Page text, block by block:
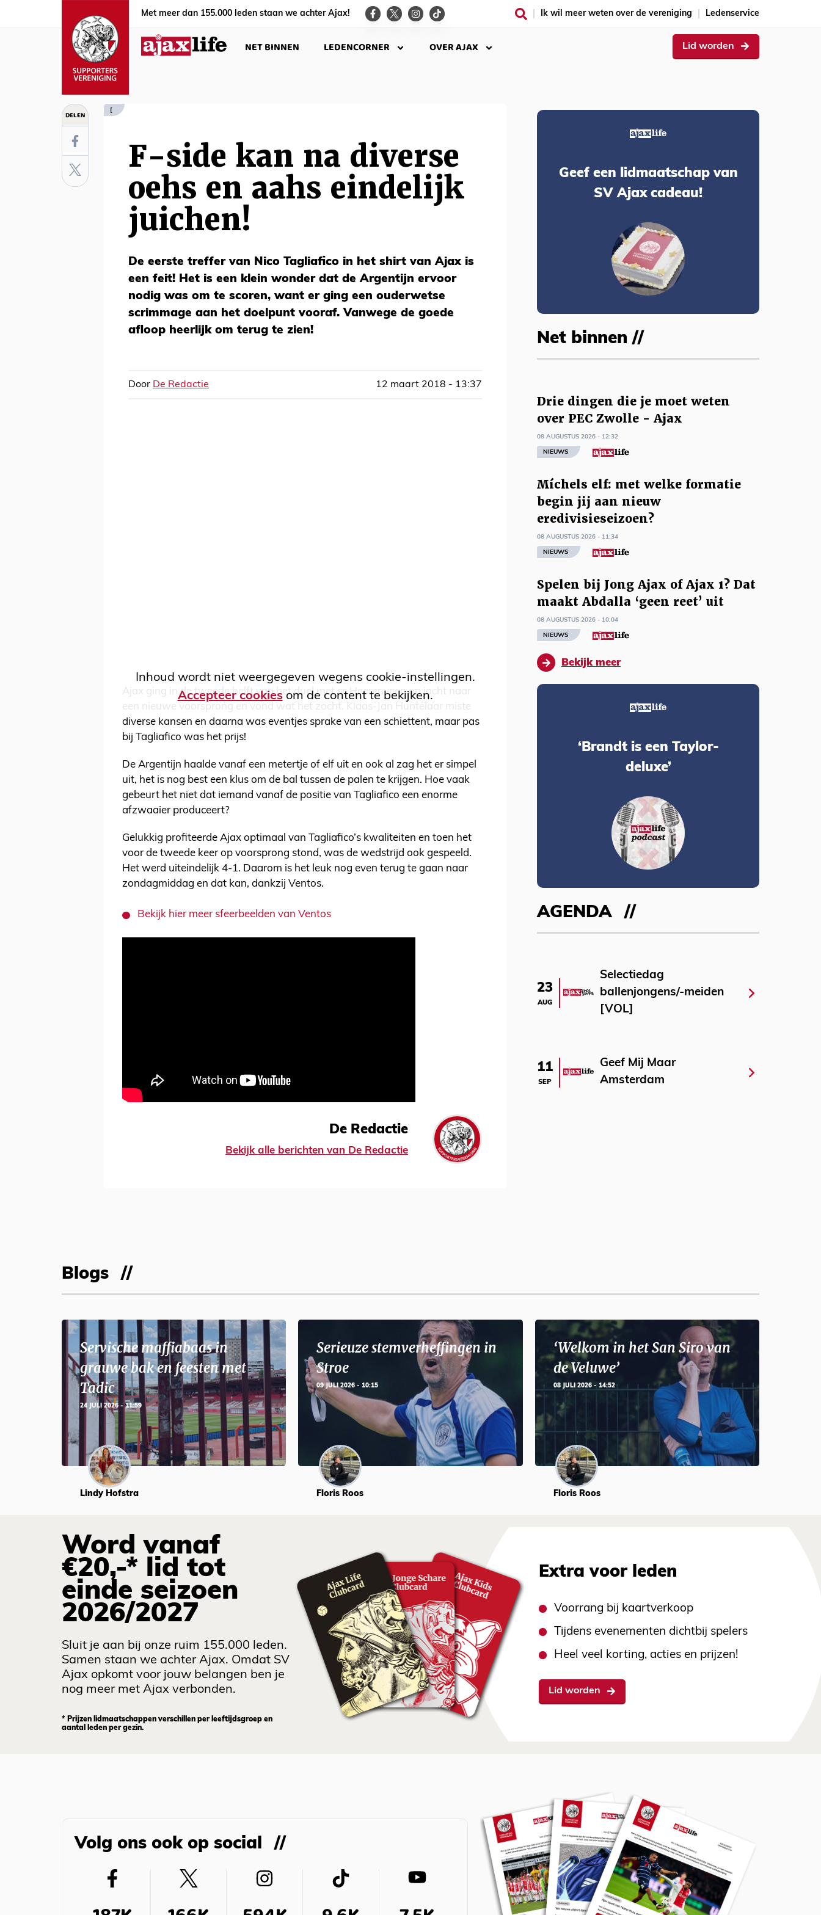
Met meer dan 155.000 leden staan we achter Ajax! Ik wil meer weten over de vereniging Ledenservice
NET BINNEN LEDENCORNER OVER AJAX Lid worden
DELEN [
F-side kan na diverse
oehs en aahs eindelijk
juichen!
De eerste treffer van Nico Tagliafico in het shirt van Ajax is
een feit! Het is een klein wonder dat de Argentijn ervoor
nodig was om te scoren, want er ging een ouderwetse
scrimmage aan het doelpunt vooraf. Vanwege de goede
afloop heerlijk om terug te zien!
Door De Redactie 12 maart 2018 - 13:37
Inhoud wordt niet weergegeven wegens cookie-instellingen.
Accepteer cookiesom de content te bekijken.
Ajax ging in de tweede helft van het duel met sc Heerenveen op jacht naar
een nieuwe voorsprong en vond wat het zocht. Klaas-Jan Huntelaar miste
diverse kansen en daarna was eventjes sprake van een schiettent, maar pas
bij Tagliafico was het prijs!
De Argentijn haalde vanaf een metertje of elf uit en ook al zag het er simpel
uit, het is nog best een klus om de bal tussen de palen te krijgen. Hoe vaak
gebeurt het niet dat iemand vanaf de positie van Tagliafico een enorme
afzwaaier produceert?
Gelukkig profiteerde Ajax optimaal van Tagliafico’s kwaliteiten en toen het
voor de tweede keer op voorsprong stond, was de wedstrijd ook gespeeld.
Het werd uiteindelijk 4-1. Daarom is het leuk nog even terug te gaan naar
zondagmiddag en dat kan, dankzij Ventos.
Bekijk hier meer sfeerbeelden van Ventos
De Redactie
Bekijk alle berichten van De Redactie
Geef een lidmaatschap van
SV Ajax cadeau!
Net binnen //
Drie dingen die je moet weten
over PEC Zwolle - Ajax
08 AUGUSTUS 2026 - 12:32
NIEUWS
Míchels elf: met welke formatie
begin jij aan nieuw
eredivisieseizoen?
08 AUGUSTUS 2026 - 11:34
NIEUWS
Spelen bij Jong Ajax of Ajax 1? Dat
maakt Abdalla ‘geen reet’ uit
08 AUGUSTUS 2026 - 10:04
NIEUWS
Bekijk meer
‘Brandt is een Taylor-
deluxe’
AGENDA
23
AUG
Selectiedag
ballenjongens/-meiden
[VOL]
11
SEP
Geef Mij Maar
Amsterdam
Blogs
Servische maffiabaas in
grauwe bak en feesten met
Tadic
24 JULI 2026 - 11:59
Lindy Hofstra
Serieuze stemverheffingen in
Stroe
09 JULI 2026 - 10:15
Floris Roos
‘Welkom in het San Siro van
de Veluwe’
08 JULI 2026 - 14:52
Floris Roos
Word vanaf
€20,-* lid tot
einde seizoen
2026/2027
Sluit je aan bij onze ruim 155.000 leden.
Samen staan we achter Ajax. Omdat SV
Ajax opkomt voor jouw belangen ben je
nog meer met Ajax verbonden.
* Prijzen lidmaatschappen verschillen per leeftijdsgroep en
aantal leden per gezin.
Extra voor leden
Voorrang bij kaartverkoop
Tijdens evenementen dichtbij spelers
Heel veel korting, acties en prijzen!
Lid worden
Volg ons ook op social